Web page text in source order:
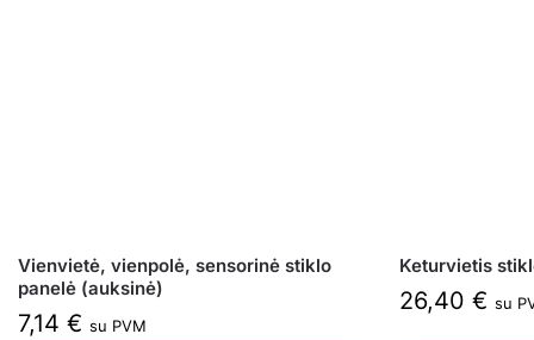
Vienvietė, vienpolė, sensorinė stiklo
panelė (auksinė)
7,14 € su PVM
Keturvietis
26,40 € su